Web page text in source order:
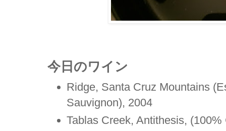
今日のワイン
Ridge, Santa Cruz Mountains
Sauvignon), 2004
Tablas Creek, Antithesis,